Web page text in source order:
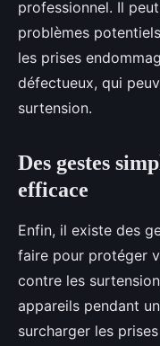
professionnel. Il
problèmes
les prises
défectueux, qui
surtension.
Des gestes
efficace
Enfin, il existe des
faire pour protéger
contre les
appareils pendant
surcharger les